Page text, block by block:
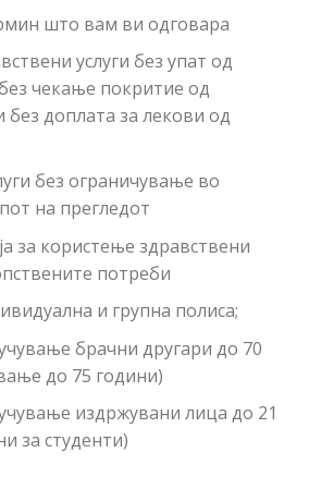
што вам ви одговара
услуги без упат од
чекање покритие од
без доплата за лекови од
без ограничување во
на прегледот
за користење здравствени
потреби
и групна полиса;
брачни другари до 70
до 75 години)
издржувани лица до 21
за студенти)